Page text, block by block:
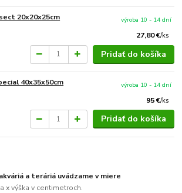
20x20x25cm
27,80 €/ks
výroba 10 - 14 dní
Pridať do košíka
40x35x50cm
95 €/ks
výroba 10 - 14 dní
Pridať do košíka
a teráriá uvádzame v miere
x výška v centimetroch.